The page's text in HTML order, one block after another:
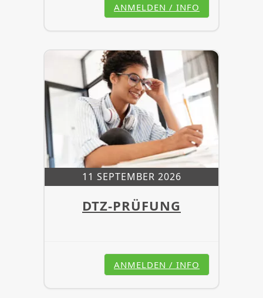
ANMELDEN / INFO
11 SEPTEMBER 2026
DTZ-PRÜFUNG
ANMELDEN / INFO